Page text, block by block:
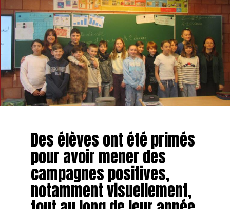
Des élèves ont été primés
pour avoir mener des
campagnes positives,
notamment visuellement,